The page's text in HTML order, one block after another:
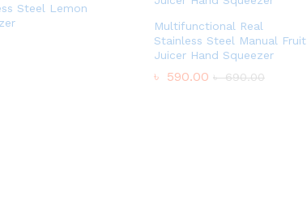
Steel Lemon
Multifunctional Real
Stainless Steel Manual Fruit
Juicer Hand Squeezer
৳ 590.00 ৳690.00